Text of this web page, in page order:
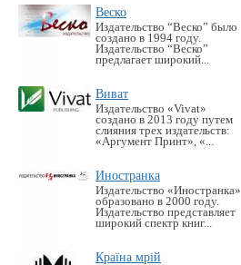
Веско
Издательство “Веско” было
создано в 1994 году.
Издательство “Веско”
предлагает широкий...
Виват
Издательство «Vivat»
создано в 2013 году путем
слияния трех издательств:
«Аргумент Принт», «...
Иностранка
Издательство «Иностранка»
образовано в 2000 году.
Издательство представляет
широкий спектр книг...
Країна мрій